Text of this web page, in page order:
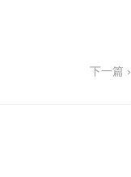
下一篇 ›